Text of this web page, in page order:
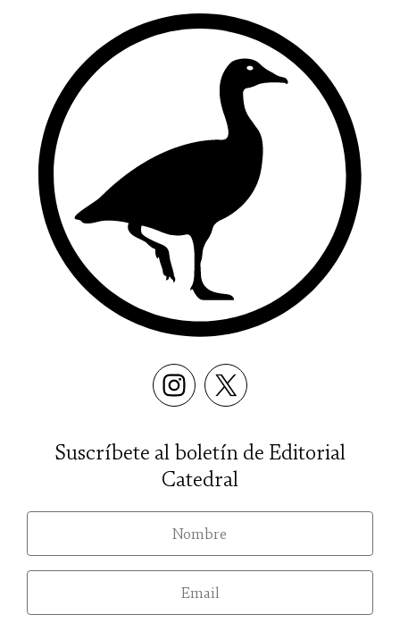
Suscríbete al boletín de Editorial
Catedral